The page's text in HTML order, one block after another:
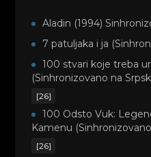
Aladin (1994)
7 patuljaka i ja
100 stvari koje treba
(Sinhronizovano na
[26]
100 Odsto Vuk:
Kamenu
[26]